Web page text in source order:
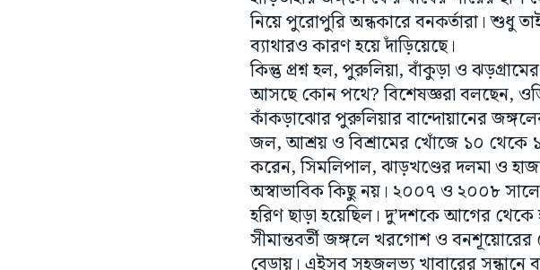
নিয়ে পুরোপুরি অন্ধকারে বনকর্তারা। শুধু
ব্যাথারও কারণ হয়ে দাঁড়িয়েছে।
কিন্তু প্রশ্ন হল, পুরুলিয়া, বাঁকুড়া ও
আসছে কোন পথে? বিশেষজ্ঞরা বলছেন,
কাঁকড়াঝোর পুরুলিয়ার বান্দোয়ানের
জল, আশ্রয় ও বিশ্রামের খোঁজে ১০ থেকে
করেন, সিমলিপাল, ঝাড়খণ্ডের দলমা ও
অস্বাভাবিক কিছু নয়। ২০০৭ ও ২০০৮ সালে
হরিণ ছাড়া হয়েছিল। দু’দশকে আগের থেকে
সীমান্তবর্তী জঙ্গলে খরগোশ ও বনশূয়োরের